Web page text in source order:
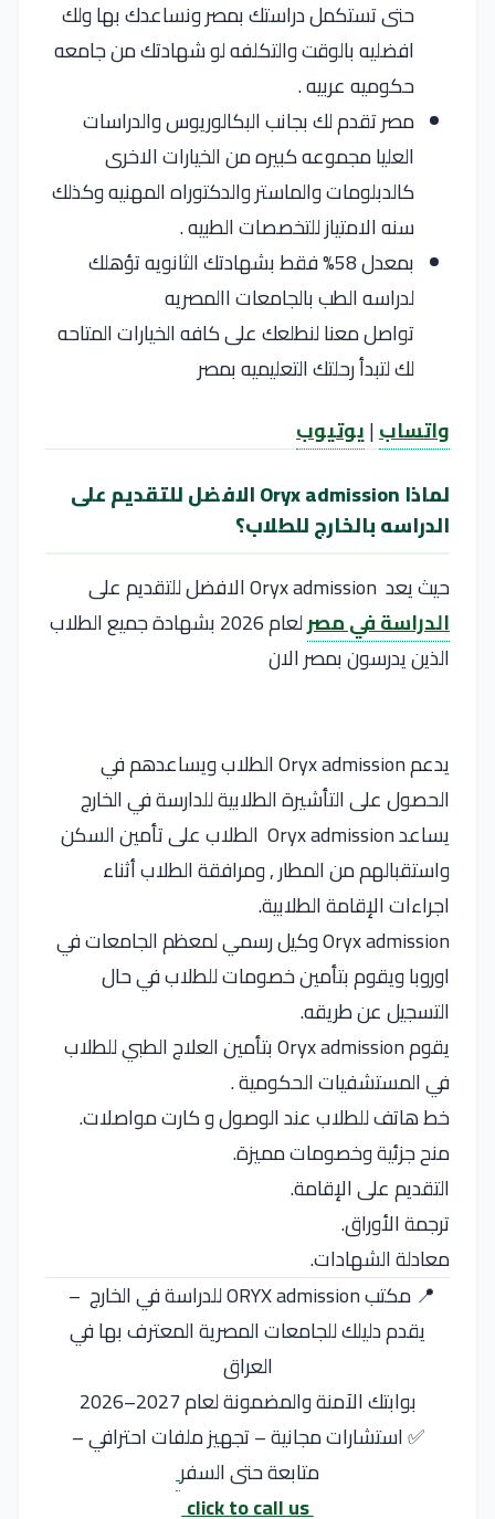
حتى تستكمل دراستك بمصر ونساعدك بها ولك
افضليه بالوقت والتكلفه لو شهادتك من جامعه
حكوميه عربيه .
مصر تقدم لك بجانب البكالوريوس والدراسات
العليا مجموعه كبيره من الخيارات الاخرى
كالدبلومات والماستر والدكتوراه المهنيه وكذلك
سنه الامتياز للتخصصات الطبيه .
بمعدل 58% فقط بشهادتك الثانويه تؤهلك
لدراسه الطب بالجامعات االمصريه
تواصل معنا لنطلعك على كافه الخيارات المتاحه
لك لتبدأ رحلتك التعليميه بمصر
واتساب|يوتيوب
لماذا Oryx admission الافضل للتقديم على
الدراسه بالخارج للطلاب؟
حيث يعد Oryx admission الافضل للتقديم على
الدراسة في مصر
لعام 2026 بشهادة جميع الطلاب
الذين يدرسون بمصر الان
يدعم Oryx admission الطلاب ويساعدهم في
الحصول على التأشيرة الطلابية للدارسة في الخارج
يساعد Oryx admission الطلاب على تأمين السكن
واستقبالهم من المطار , ومرافقة الطلاب أثناء
اجراءات الإقامة الطلابية.
Oryx admission وكيل رسمي لمعظم الجامعات في
اوروبا ويقوم بتأمين خصومات للطلاب في حال
التسجيل عن طريقه.
يقوم Oryx admission بتأمين العلاج الطبي للطلاب
في المستشفيات الحكومية .
خط هاتف للطلاب عند الوصول و كارت مواصلات.
منح جزئية وخصومات مميزة.
التقديم على الإقامة.
ترجمة الأوراق.
معادلة الشهادات.
📍 مكتب ORYX admission للدراسة في الخارج –
يقدم دليلك للجامعات المصرية المعترف بها في
العراق
بوابتك الآمنة والمضمونة لعام 2027–2026
✅ استشارات مجانية – تجهيز ملفات احترافي –
متابعة حتى السفر
click to call us